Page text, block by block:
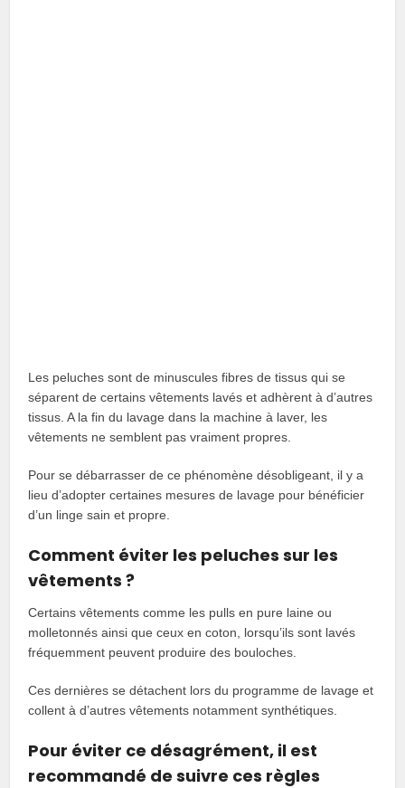
Les peluches sont de minuscules fibres de tissus qui se
séparent de certains vêtements lavés et adhèrent à d’autres
tissus. A la fin du lavage dans la machine à laver, les
vêtements ne semblent pas vraiment propres.
Pour se débarrasser de ce phénomène désobligeant, il y a
lieu d’adopter certaines mesures de lavage pour bénéficier
d’un linge sain et propre.
Comment éviter les peluches sur les
vêtements ?
Certains vêtements comme les pulls en pure laine ou
molletonnés ainsi que ceux en coton, lorsqu’ils sont lavés
fréquemment peuvent produire des bouloches.
Ces dernières se détachent lors du programme de lavage et
collent à d’autres vêtements notamment synthétiques.
Pour éviter ce désagrément, il est
recommandé de suivre ces règles